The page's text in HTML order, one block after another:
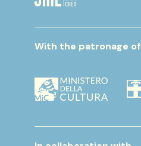
With the patronage of